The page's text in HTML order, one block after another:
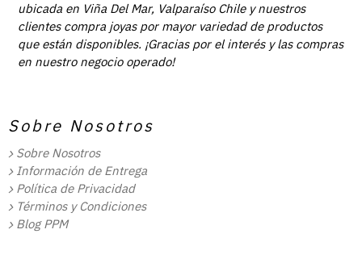
ubicada en Viña Del Mar, Valparaíso Chile y nuestros
clientes compra joyas por mayor variedad de productos
que están disponibles. ¡Gracias por el interés y las compras
en nuestro negocio operado!
Sobre Nosotros
Sobre Nosotros
Información de Entrega
Política de Privacidad
Términos y Condiciones
Blog PPM